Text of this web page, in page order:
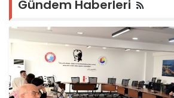
Gündem Haberleri